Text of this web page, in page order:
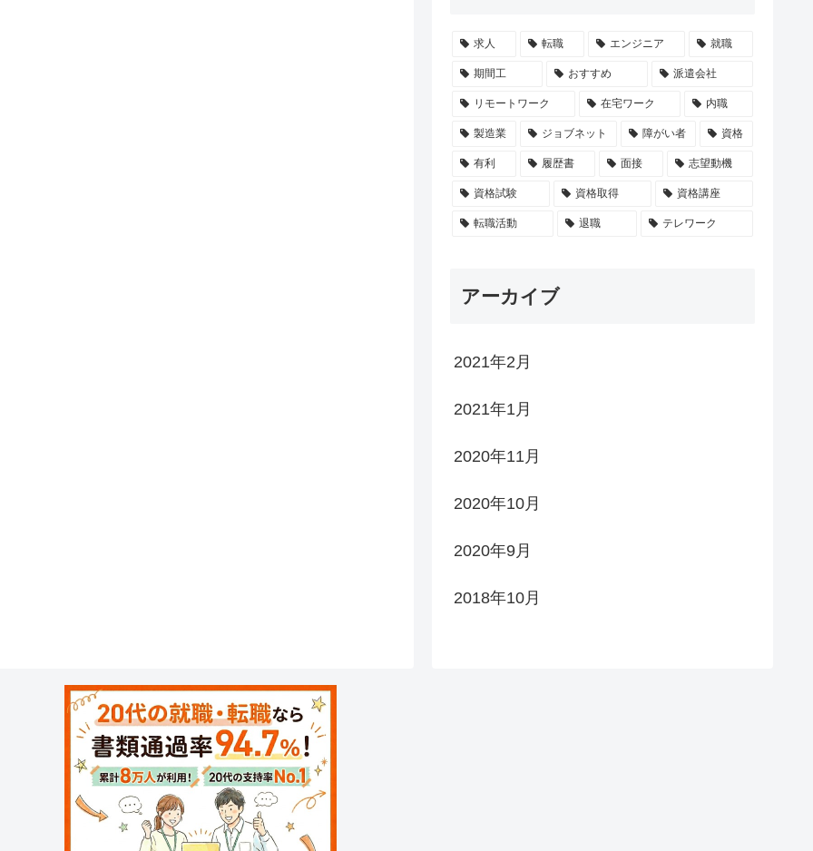
求人 転職 エンジニア 就職
期間工 おすすめ 派遣会社
リモートワーク 在宅ワーク 内職
製造業 ジョブネット 障がい者 資格
有利 履歴書 面接 志望動機
資格試験 資格取得 資格講座
転職活動 退職 テレワーク
アーカイブ
2021年2月
2021年1月
2020年11月
2020年10月
2020年9月
2018年10月